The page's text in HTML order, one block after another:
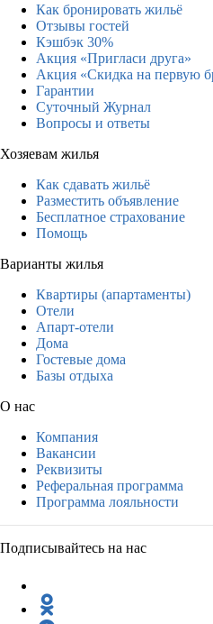
Как бронировать жильё
Отзывы гостей
Кэшбэк 30%
Акция «Пригласи друга»
Акция «Скидка на первую
Гарантии
Суточный Журнал
Вопросы и ответы
Хозяевам жилья
Как сдавать жильё
Разместить объявление
Бесплатное страхование
Помощь
Варианты жилья
Квартиры (апартаменты)
Отели
Апарт-отели
Дома
Гостевые дома
Базы отдыха
О нас
Компания
Вакансии
Реквизиты
Реферальная программа
Программа лояльности
Подписывайтесь на нас